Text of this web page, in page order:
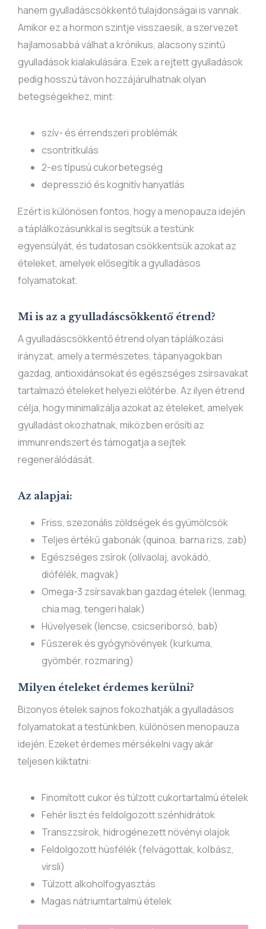
hanem gyulladáscsökkentő tulajdonságai is vannak.
Amikor ez a hormon szintje visszaesik, a szervezet
hajlamosabbá válhat a krónikus, alacsony szintű
gyulladások kialakulására. Ezek a rejtett gyulladások
pedig hosszú távon hozzájárulhatnak olyan
betegségekhez, mint:
szív- és érrendszeri problémák
csontritkulás
2-es típusú cukorbetegség
depresszió és kognitív hanyatlás
Ezért is különösen fontos, hogy a menopauza idején
a táplálkozásunkkal is segítsük a testünk
egyensúlyát, és tudatosan csökkentsük azokat az
ételeket, amelyek elősegítik a gyulladásos
folyamatokat.
Mi is az a gyulladáscsökkentő étrend?
A gyulladáscsökkentő étrend olyan táplálkozási
irányzat, amely a természetes, tápanyagokban
gazdag, antioxidánsokat és egészséges zsírsavakat
tartalmazó ételeket helyezi előtérbe. Az ilyen étrend
célja, hogy minimalizálja azokat az ételeket, amelyek
gyulladást okozhatnak, miközben erősíti az
immunrendszert és támogatja a sejtek
regenerálódását.
Az alapjai:
Friss, szezonális zöldségek és gyümölcsök
Teljes értékű gabonák (quinoa, barna rizs, zab)
Egészséges zsírok (olívaolaj, avokádó,
diófélék, magvak)
Omega-3 zsírsavakban gazdag ételek (lenmag,
chia mag, tengeri halak)
Hüvelyesek (lencse, csicseriborsó, bab)
Fűszerek és gyógynövények (kurkuma,
gyömbér, rozmaring)
Milyen ételeket érdemes kerülni?
Bizonyos ételek sajnos fokozhatják a gyulladásos
folyamatokat a testünkben, különösen menopauza
idején. Ezeket érdemes mérsékelni vagy akár
teljesen kiiktatni:
Finomított cukor és túlzott cukortartalmú ételek
Fehér liszt és feldolgozott szénhidrátok
Transzzsírok, hidrogénezett növényi olajok
Feldolgozott húsfélék (felvágottak, kolbász,
virsli)
Túlzott alkoholfogyasztás
Magas nátriumtartalmú ételek